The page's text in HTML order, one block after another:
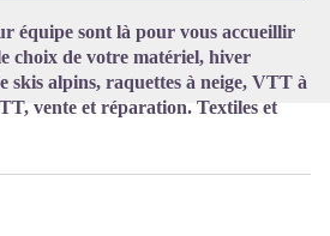
équipe sont là pour vous accueillir
choix de votre matériel, hiver
skis alpins, raquettes à neige, VTT à
vente et réparation. Textiles et